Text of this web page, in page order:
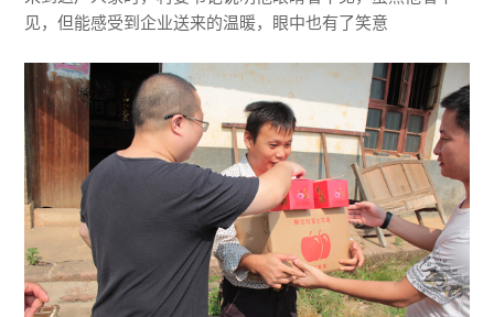
见，但能感受到企业送来的温暖，眼中也有了笑意